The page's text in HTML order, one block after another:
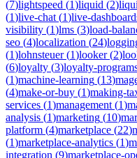
(7)lightspeed (1)liquid (2)
(1)live-chat (1)live-
visibility (1)lms (3)load-
seo (4)localization (24)
(1)lohnsteuer(1)looker(2)
(6)loyalty (3)loyalty-
(1)machine-learning (13)
(4)make-or-buy (1)making-
services (1)management (1)
analysis (1)marketing (10)
platform (4)marketplace (22)
(1)marketplace-analytics (1)
integration (9)marketplace-